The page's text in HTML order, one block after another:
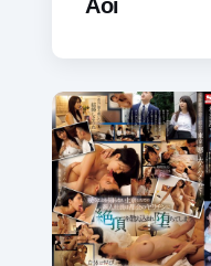
Aoi